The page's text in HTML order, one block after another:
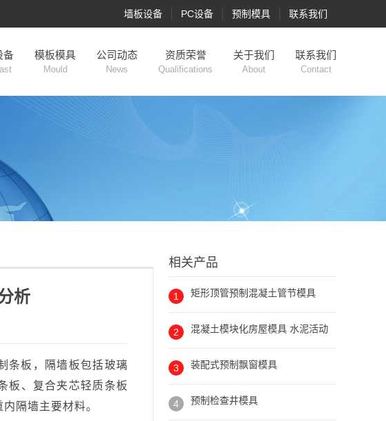
联系我们
预制模具
PC设备
墙板设备
备 模板模具
Mould
公司动态
News
资质荣誉
Qualifications
关于我们
About
联系我们
Contact
析
条板，隔墙板包括玻璃
板、复合夹芯轻质条板
隔墙主要材料。
相关产品
1 矩形顶管预制混凝土管节模具
2 混凝土模块化房屋模具 水泥活动
3 装配式预制飘窗模具
4 预制检查井模具